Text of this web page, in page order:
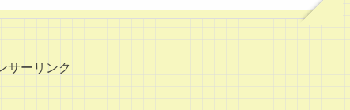
サーリンク